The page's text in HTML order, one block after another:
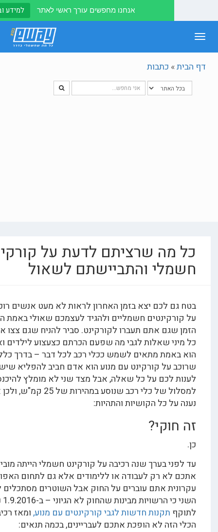
אנחנו מחפשים עורך ראשי לאתר למידע ובירורים לחצו
כתבות
שרציתם לדעת על קורקינט
והתביישתם לשאול
לכם יצא בזמן האחרון לראות לא מעט אנשים רוכבים
חשמליים ולהגיד לעצמכם שאולי באמת הגיע
אתם תעברו לקורקינט. סביר להניח שגם צצו אצלכם
שאלות לגבי מה שפעם הכרתם כצעצוע לילדים ואם
מתאים לשמש ככלי רכב לכל דבר – בדרך כלל מי
על קורקינט עם מנוע הוא אדם חביב להפליא שישמח
לכם על כל שאלה, אבל מצד שני לא מומלץ להיכנס
למסלול של כלי רכב שנוסע במהירות של 25 קמ"ש, ולכן אנחנו
כל הקושיות והתהיות:
בערך שנה רכיבה על קורקינט חשמלי הייתה מובילה
רק לעבודה או ללימודים אלא גם לתחום האפור שבו
אתם עוברים על החוק אבל השוטרים מסתכלים לצד
השני כי הרשויות מבינות שהחוק לא הגיוני – ב-1.9.2016 נכנסו
תקנות חדשות לגבי קורקינטים עם מנוע,ומאז רכיבה על
לא הופכת אתכם לעבריינים, בכמה תנאים: